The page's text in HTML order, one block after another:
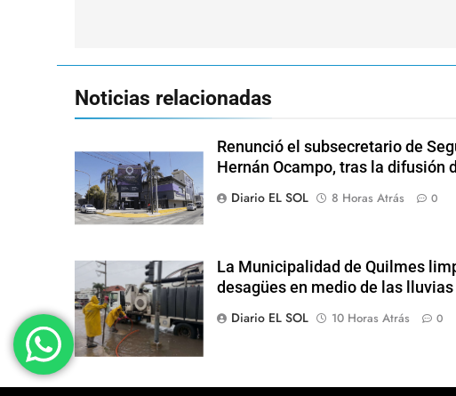
Noticias relacionadas
Renunció el subsecretario de
Hernán Ocampo, tras la difusión
Diario EL SOL
8 Horas Atrás 0
La Municipalidad de Quilmes
desagües en medio de las lluvias
Diario EL SOL
10 Horas Atrás 0